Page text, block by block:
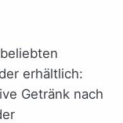
erhältlich:
Getränk nach